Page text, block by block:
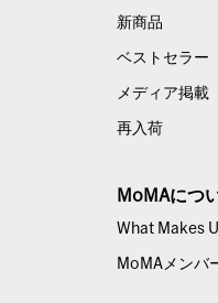
新商品
ベストセラー
メディア掲載
再入荷
MoMAにつ
What Makes
MoMAメンバ